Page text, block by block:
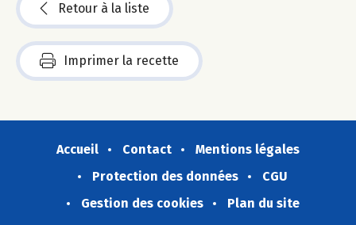
Retour à la liste
Imprimer la recette
Accueil Contact
Mentions légales
Protection des données
CGU
Gestion des cookies
Plan du site